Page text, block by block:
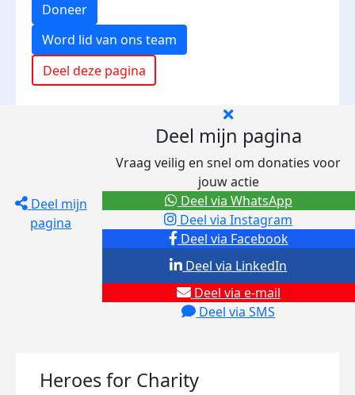
Doneer
Word lid van ons team
Deel deze pagina
Deel mijn
pagina
Deel mijn pagina
Vraag veilig en snel om donaties voor
jouw actie
Deel via Facebook
Deel via Instagram
Deel via e-mail
Deel via SMS
Deel via LinkedIn
Deel via WhatsApp
Heroes for Charity